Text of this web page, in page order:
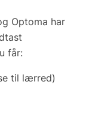
Optoma har
får:
til lærred)